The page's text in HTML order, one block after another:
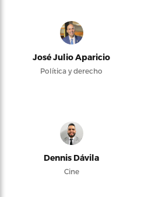
José Julio Aparicio
Política y derecho
Dennis Dávila
Cine